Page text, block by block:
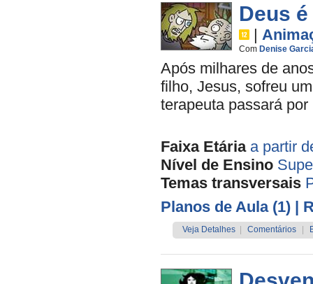
Deus
|
Com Denise
Após milhares de
filho, Jesus, sofreu
terapeuta passará
Faixa Etária a partir
Nível de Ensino
Temas transversais
Planos de Aula (1) |
Veja Detalhes Comentários